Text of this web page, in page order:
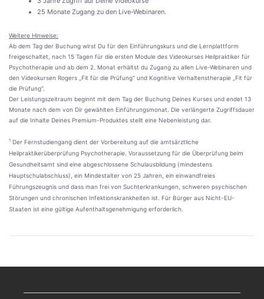
25 Monate Zugang zu den Live-Webinaren.
Weitere Hinweise:
Ab dem Tag der Buchung wirst Du für den Einführungskurs und die Lernplattform
freigeschaltet, nach 15 Tagen für die ersten Module des Videokurses Heilpraktiker für
Psychotherapie und ab dem 2. Monat erhältst du Zugang zu allen Live-Webinaren und
den Videokursen Rogers „Fit für die Prüfung“ und Kognitive Verhaltenstherapie „Fit für
die Prüfung".
Der Leistungszeitraum beginnt mit dem Tag der Buchung Deines Kurses und endet 13
Monate nach dem von Dir gewählten Einführungsmonat. Die verlängerte Zugriffsdauer
auf die Inhalte Deines Premium-Produktes stellt eine Nebenleistung dar.
1 Der Fernstudiengang dient der Vorbereitung auf die amtsärztliche
Heilpraktikerüberprüfung Psychotherapie. Voraussetzung für die Überprüfung beim
Gesundheitsamt sind eine abgeschlossene Schulausbildung (mindestens
Hauptschulabschluss), ein Mindestalter von 25 Jahren, ein einwandfreies
Führungszeugnis und dass man frei von Suchterkrankungen, schweren psychischen
Störungen und chronischen Infektionskrankheiten ist. Für Bürger aus Nicht-EU-
Staaten ist eine gültige Aufenthaltsgenehmigung erforderlich.